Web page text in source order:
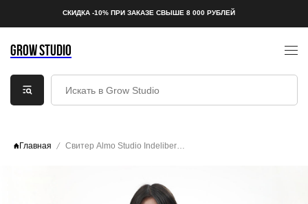
СКИДКА -10% ПРИ ЗАКАЗЕ СВЫШЕ 8 000 РУБЛЕЙ
GROW STUDIO
Главная Свитер Almo Studio Indeliberation